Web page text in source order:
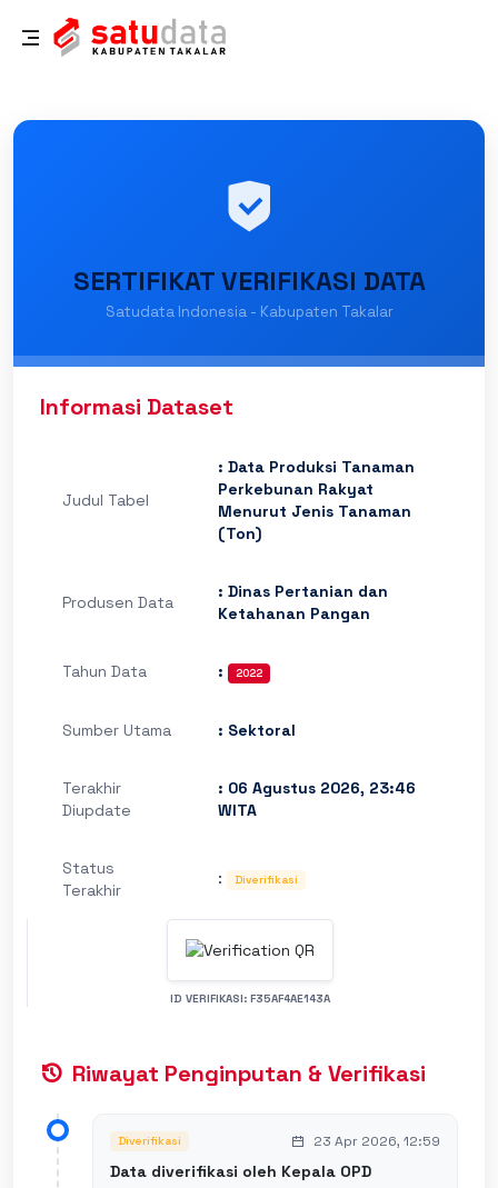
SERTIFIKAT VERIFIKASI DATA
Satudata Indonesia - Kabupaten Takalar
Informasi Dataset
Judul Tabel
: Data Produksi Tanaman
Perkebunan Rakyat
Menurut Jenis Tanaman
(Ton)
Produsen Data
: Dinas Pertanian dan
Ketahanan Pangan
Tahun Data : 2022
Sumber Utama : Sektoral
Terakhir
Diupdate
: 06 Agustus 2026, 23:46
WITA
Status
Terakhir
: Diverifikasi
ID VERIFIKASI: F35AF4AE143A
Riwayat Penginputan & Verifikasi
Diverifikasi 23 Apr 2026, 12:59
Data diverifikasi oleh Kepala OPD